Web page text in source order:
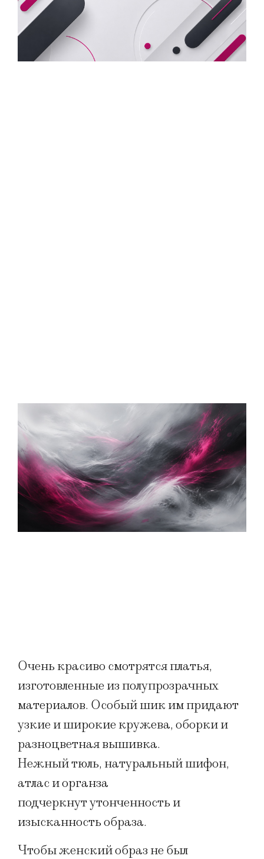
Очень красиво смотрятся платья,
изготовленные из полупрозрачных
материалов. Особый шик им придают
узкие и широкие кружева, оборки и
разноцветная вышивка.
Нежный тюль, натуральный шифон,
атлас и органза
подчеркнут утонченность и
изысканность образа.
Чтобы женский образ не был